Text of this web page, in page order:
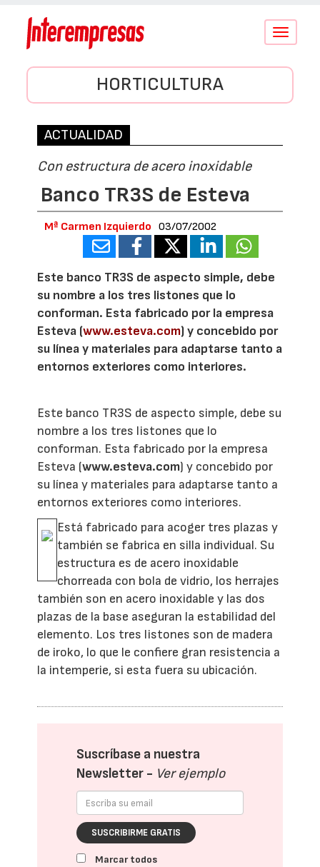
Conmutar
HORTICULTURA
ACTUALIDAD
Con estructura de acero inoxidable
Banco TR3S de Esteva
Mª Carmen Izquierdo 03/07/2002
Este banco TR3S de aspecto simple, debe
su nombre a los tres listones que lo
conforman. Esta fabricado por la empresa
Esteva (www.esteva.com) y concebido por
su línea y materiales para adaptarse tanto a
entornos exteriores como interiores.
Este banco TR3S de aspecto simple, debe su
nombre a los tres listones que lo
conforman. Esta fabricado por la empresa
Esteva (www.esteva.com) y concebido por
su línea y materiales para adaptarse tanto a
entornos exteriores como interiores.
Está fabricado para acoger tres plazas y
también se fabrica en silla individual. Su
estructura es de acero inoxidable
chorreada con bola de vidrio, los herrajes
también son en acero inoxidable y las dos
plazas de la base aseguran la estabilidad del
elemento. Los tres listones son de madera
de iroko, lo que le confiere gran resistencia a
la intemperie, si esta fuera su ubicación.
Suscríbase a nuestra
Newsletter - Ver ejemplo
SUSCRIBIRME GRATIS
Marcar todos